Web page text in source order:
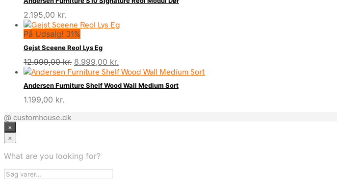
var:
er:
2.195,00 kr.
På Udsalg! 31%
Gejst Sceene Reol Lys Eg
12.999,00kr. Den
oprindelige
pris
var:
8.999,00 kr.
aktuelle
pris
er:
Andersen Furniture Shelf Wood Wall Medium Sort
1.199,00 kr.
@ customhouse.dk
×
×
What are you looking for?